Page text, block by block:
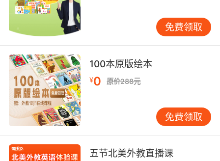
免费领取
100本原版绘本
¥0 原价288元
免费领取
五节北美外教直播课